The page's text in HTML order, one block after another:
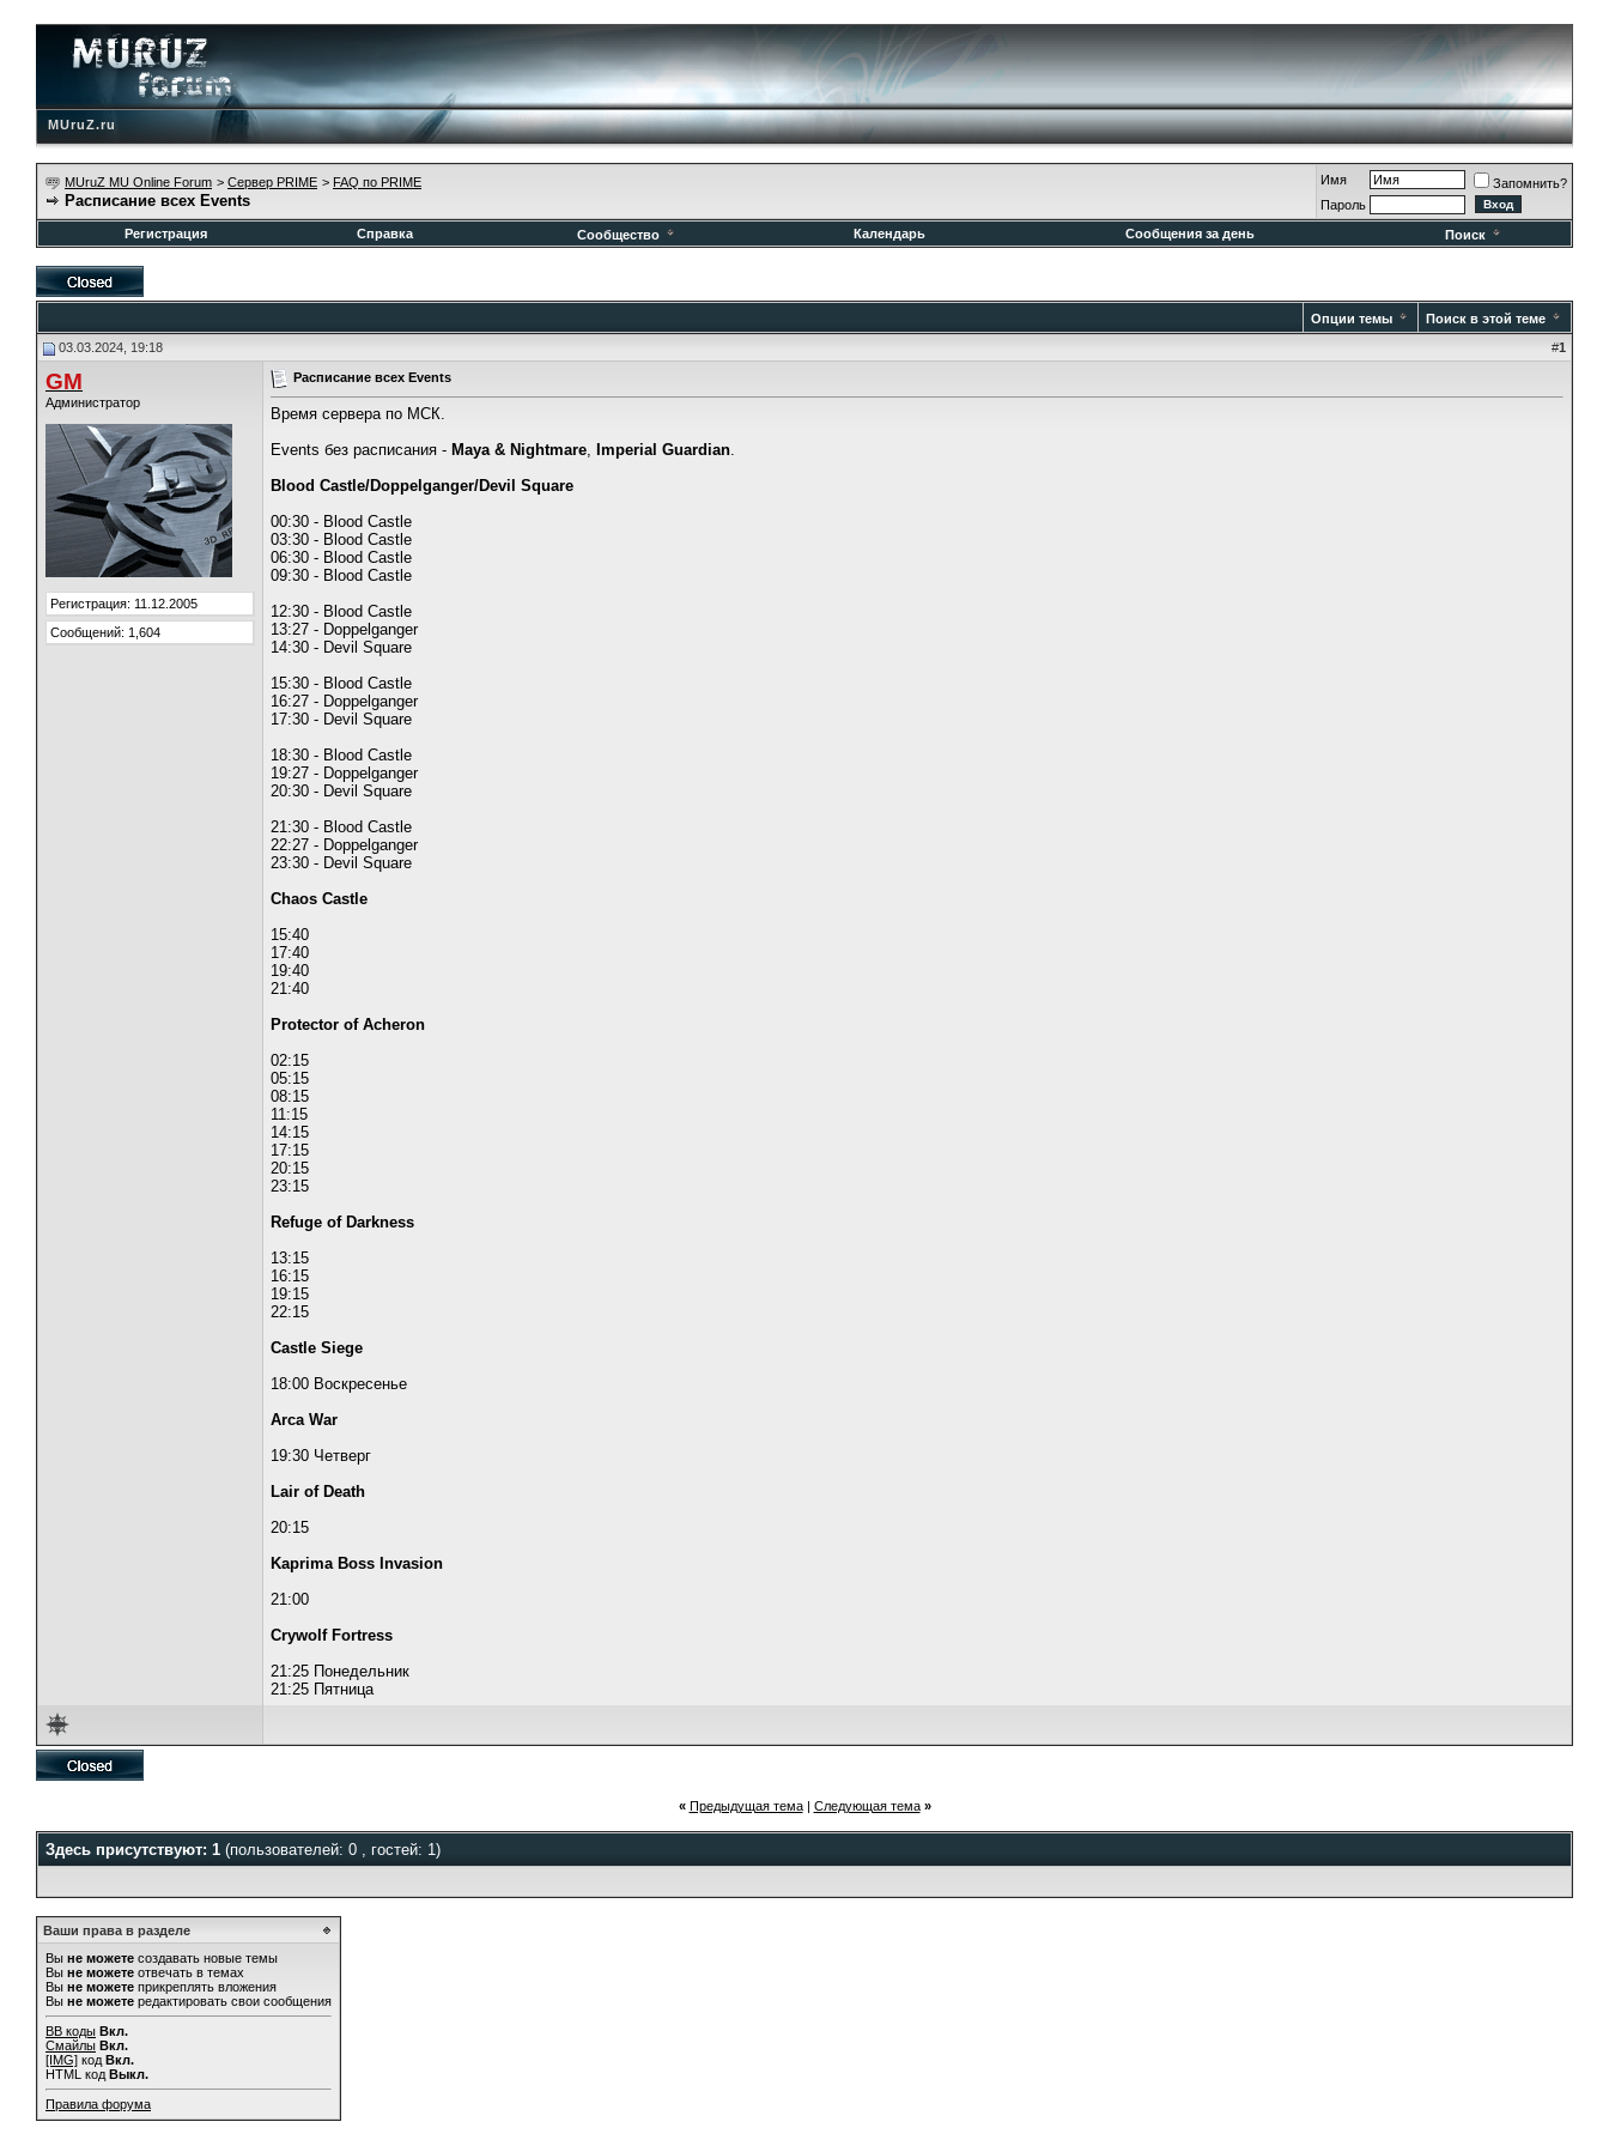
MUruZ.ru
MUruZ MU Online Forum > Сервер PRIME > FAQ по PRIME
Расписание всех Events
Имя
Запомнить?
Пароль
Регистрация
Справка Сообщество Календарь Сообщения за день Поиск
Опции темы
Поиск в этой теме
03.03.2024, 19:18
#1
GM
Администратор
Регистрация: 11.12.2005
Сообщений: 1,604
Расписание всех Events
Время сервера по МСК.
Events без расписания - Maya & Nightmare, Imperial Guardian.
Blood Castle/Doppelganger/Devil Square
00:30 - Blood Castle
03:30 - Blood Castle
06:30 - Blood Castle
09:30 - Blood Castle
12:30 - Blood Castle
13:27 - Doppelganger
14:30 - Devil Square
15:30 - Blood Castle
16:27 - Doppelganger
17:30 - Devil Square
18:30 - Blood Castle
19:27 - Doppelganger
20:30 - Devil Square
21:30 - Blood Castle
22:27 - Doppelganger
23:30 - Devil Square
Chaos Castle
15:40
17:40
19:40
21:40
Protector of Acheron
02:15
05:15
08:15
11:15
14:15
17:15
20:15
23:15
Refuge of Darkness
13:15
16:15
19:15
22:15
Castle Siege
18:00 Воскресенье
Arca War
19:30 Четверг
Lair of Death
20:15
Kaprima Boss Invasion
21:00
Crywolf Fortress
21:25 Понедельник
21:25 Пятница
« Предыдущая тема| Следующая тема »
Здесь присутствуют: 1 (пользователей: 0 , гостей: 1)
Ваши права в разделе
Вы не можете создавать новые темы
Вы не можете отвечать в темах
Вы не можете прикреплять вложения
Вы не можете редактировать свои сообщения
BB коды Вкл.
Смайлы Вкл.
[IMG] код Вкл.
HTML код Выкл.
Правила форума